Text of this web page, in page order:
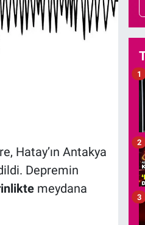
Hatay’ın Antakya
Depremin
meydana
1
2
3